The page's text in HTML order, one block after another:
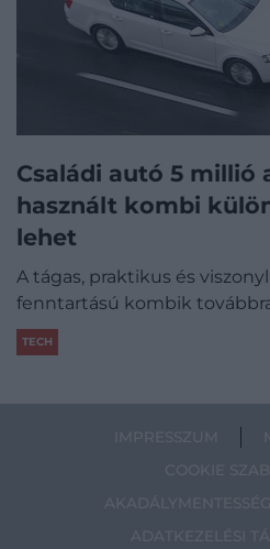
Családi autó 5 millió
használt kombi
lehet
A tágas, praktikus és
fenntartású kombik
TECH